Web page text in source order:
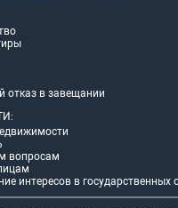
отказ в завещании
вопросам
интересов в государственных